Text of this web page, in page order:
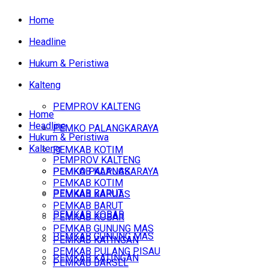
Home
Headline
Hukum & Peristiwa
Kalteng
PEMPROV KALTENG
PEMKO PALANGKARAYA
PEMKAB KOTIM
PEMKAB KAPUAS
PEMKAB BARUT
PEMKAB KOBAR
PEMKAB GUNUNG MAS
PEMKAB KATINGAN
Home
Headline
Hukum & Peristiwa
Kalteng
PEMPROV KALTENG
PEMKO PALANGKARAYA
PEMKAB KOTIM
PEMKAB KAPUAS
PEMKAB BARUT
PEMKAB KOBAR
PEMKAB GUNUNG MAS
PEMKAB KATINGAN
PEMKAB PULANG PISAU
PEMKAB BARSEL